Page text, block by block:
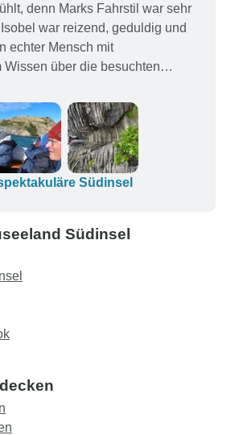
denn Marks Fahrstil war sehr
war reizend, geduldig und
echter Mensch mit
Wissen über die besuchten
der Ureinwohner, die
und die Geschichte.
arbeiteten gut zusammen,
und andere
wurden rechtzeitig
Es wurden häufige Pausen für
wurde.
Südinsel
Südinsel